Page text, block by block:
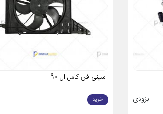
بزودی
سینی فن کامل ال 90
خرید